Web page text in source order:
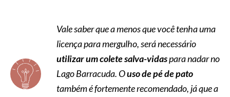
Vale saber que a menos que você tenha uma
licença para mergulho, será necessário
utilizar um colete salva-vidaspara nadar no
Lago Barracuda. Ouso de pé de pato
também é fortemente recomendado, já que a